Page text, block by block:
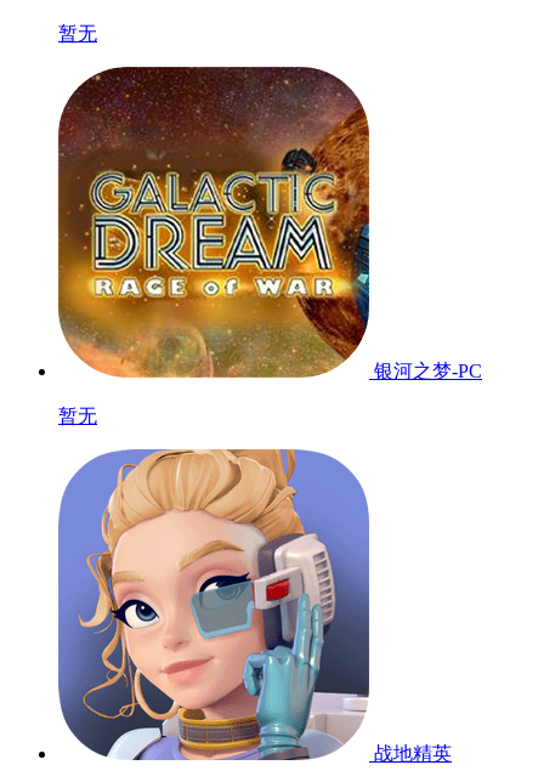
暂无
银河之梦-PC
暂无
战地精英